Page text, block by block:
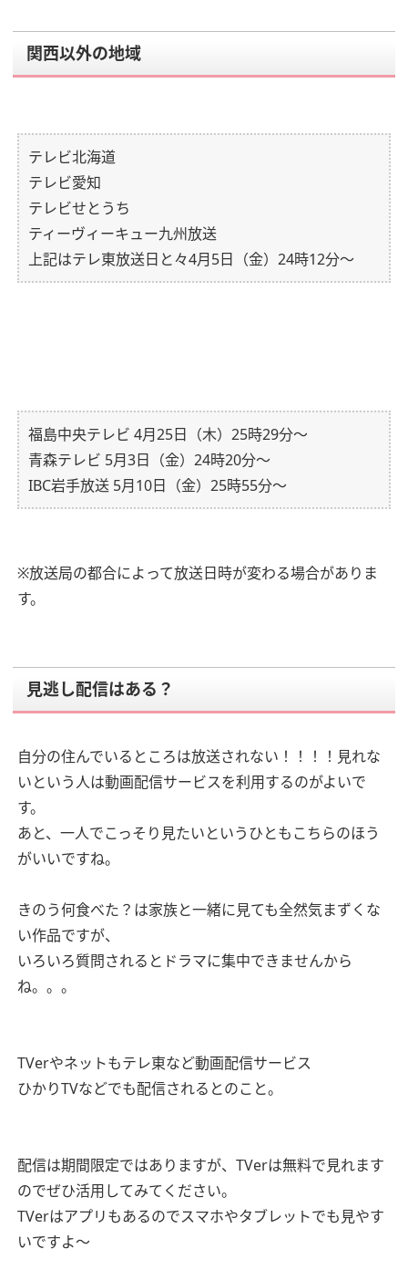
関西以外の地域
テレビ北海道
テレビ愛知
テレビせとうち
ティーヴィーキュー九州放送
上記はテレ東放送日と々4月5日（金）24時12分～
福島中央テレビ 4月25日（木）25時29分～
青森テレビ 5月3日（金）24時20分～
IBC岩手放送 5月10日（金）25時55分～
※放送局の都合によって放送日時が変わる場合がありま
す。
見逃し配信はある？
自分の住んでいるところは放送されない！！！！見れな
いという人は動画配信サービスを利用するのがよいで
す。
あと、一人でこっそり見たいというひともこちらのほう
がいいですね。
きのう何食べた？は家族と一緒に見ても全然気まずくな
い作品ですが、
いろいろ質問されるとドラマに集中できませんから
ね。。。
TVerやネットもテレ東など動画配信サービス
ひかりTVなどでも配信されるとのこと。
配信は期間限定ではありますが、TVerは無料で見れます
のでぜひ活用してみてください。
TVerはアプリもあるのでスマホやタブレットでも見やす
いですよ～